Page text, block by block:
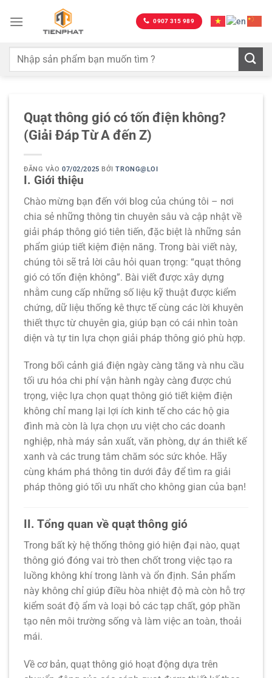
qua
dung
0907 315 989
Quạt thông gió có tốn điện không?
(Giải Đáp Từ A đến Z)
ĐĂNG VÀO07/02/2025 BỞITRONG@LOI
I. Giới thiệu
Chào mừng bạn đến với blog của chúng tôi – nơi
chia sẻ những thông tin chuyên sâu và cập nhật về
giải pháp thông gió tiên tiến, đặc biệt là những sản
phẩm giúp tiết kiệm điện năng. Trong bài viết này,
chúng tôi sẽ trả lời câu hỏi quan trọng: “quạt thông
gió có tốn điện không”. Bài viết được xây dựng
nhằm cung cấp những số liệu kỹ thuật được kiểm
chứng, dữ liệu thống kê thực tế cùng các lời khuyên
thiết thực từ chuyên gia, giúp bạn có cái nhìn toàn
diện và tự tin lựa chọn giải pháp thông gió phù hợp.
Trong bối cảnh giá điện ngày càng tăng và nhu cầu
tối ưu hóa chi phí vận hành ngày càng được chú
trọng, việc lựa chọn quạt thông gió tiết kiệm điện
không chỉ mang lại lợi ích kinh tế cho các hộ gia
đình mà còn là lựa chọn ưu việt cho các doanh
nghiệp, nhà máy sản xuất, văn phòng, dự án thiết kế
xanh và các trung tâm chăm sóc sức khỏe. Hãy
cùng khám phá thông tin dưới đây để tìm ra giải
pháp thông gió tối ưu nhất cho không gian của bạn!
II. Tổng quan về quạt thông gió
Trong bất kỳ hệ thống thông gió hiện đại nào, quạt
thông gió đóng vai trò then chốt trong việc tạo ra
luồng không khí trong lành và ổn định. Sản phẩm
này không chỉ giúp điều hòa nhiệt độ mà còn hỗ trợ
kiểm soát độ ẩm và loại bỏ các tạp chất, góp phần
tạo nên môi trường sống và làm việc an toàn, thoải
mái.
Về cơ bản, quạt thông gió hoạt động dựa trên